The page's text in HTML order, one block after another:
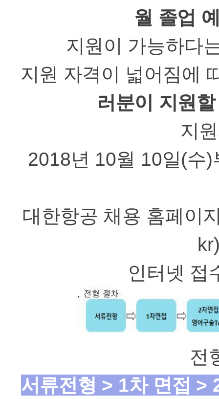
월 졸업
지원이 가능하다
지원 자격이 넓어짐에
러분이 지원
지
2018년 10월 10일(수)
대한항공 채용 홈페이
인터넷 접
전
서류전형 > 1차 면접 >